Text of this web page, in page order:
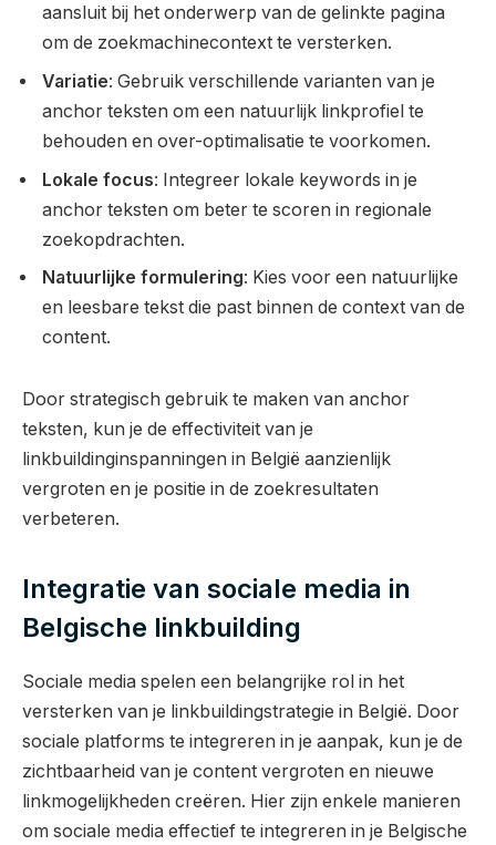
aansluit bij het onderwerp van de gelinkte pagina
om de zoekmachinecontext te versterken.
Variatie: Gebruik verschillende varianten van je
anchor teksten om een natuurlijk linkprofiel te
behouden en over-optimalisatie te voorkomen.
Lokale focus: Integreer lokale keywords in je
anchor teksten om beter te scoren in regionale
zoekopdrachten.
Natuurlijke formulering: Kies voor een natuurlijke
en leesbare tekst die past binnen de context van de
content.
Door strategisch gebruik te maken van anchor
teksten, kun je de effectiviteit van je
linkbuildinginspanningen in België aanzienlijk
vergroten en je positie in de zoekresultaten
verbeteren.
Integratie van sociale media in
Belgische linkbuilding
Sociale media spelen een belangrijke rol in het
versterken van je linkbuildingstrategie in België. Door
sociale platforms te integreren in je aanpak, kun je de
zichtbaarheid van je content vergroten en nieuwe
linkmogelijkheden creëren. Hier zijn enkele manieren
om sociale media effectief te integreren in je Belgische